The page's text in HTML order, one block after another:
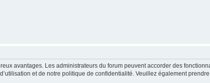
avantages. Les administrateurs du forum peuvent accorder des
et de notre politique de confidentialité. Veuillez également